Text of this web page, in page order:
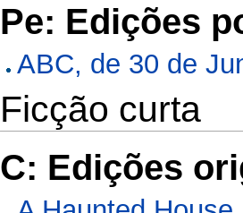
Pe: Edições
ABC, de 30 de
Ficção curta
C: Edições